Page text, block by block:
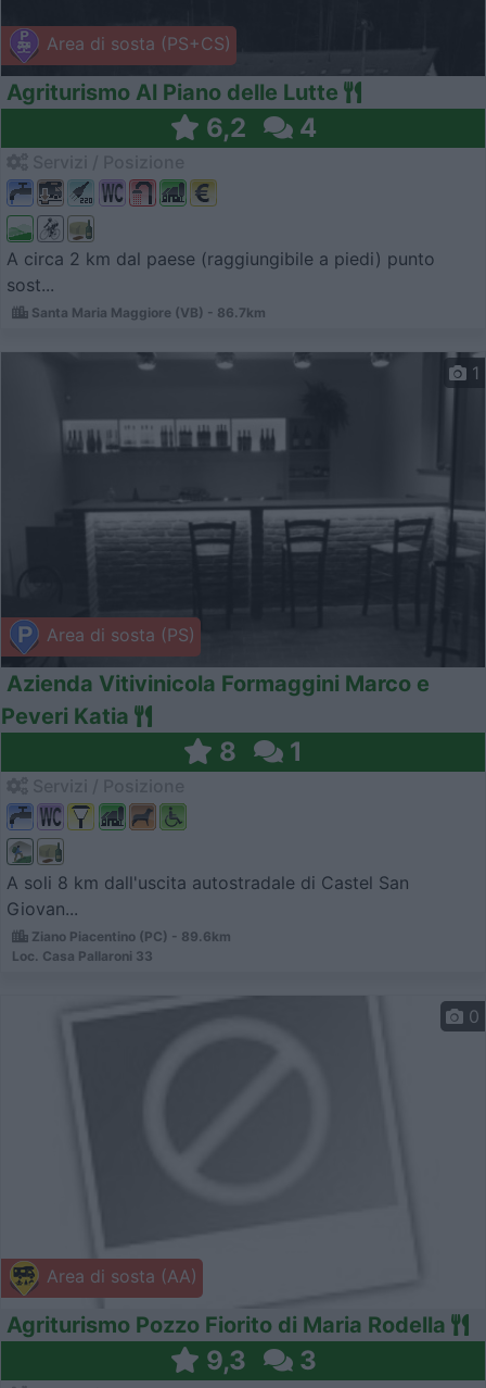
Area di sosta (PS+CS)
Agriturismo Al Piano delle Lutte
6,2 4
A circa 2 km dal paese (raggiungibile a piedi) punto
sost...
Santa Maria Maggiore (VB) - 86.7km
Area di sosta (PS)
1
Azienda Vitivinicola Formaggini Marco e
Peveri Katia
8 1
A soli 8 km dall'uscita autostradale di Castel San
Giovan...
Ziano Piacentino (PC) - 89.6km
Loc. Casa Pallaroni 33
Area di sosta (AA)
0
Agriturismo Pozzo Fiorito di Maria Rodella
9,3 3